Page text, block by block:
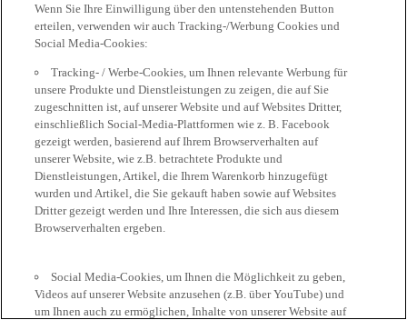
Wenn Sie Ihre Einwilligung über den untenstehenden Button
erteilen, verwenden wir auch Tracking-/Werbung Cookies und
Social Media-Cookies:
Tracking- / Werbe-Cookies, um Ihnen relevante Werbung für
unsere Produkte und Dienstleistungen zu zeigen, die auf Sie
zugeschnitten ist, auf unserer Website und auf Websites Dritter,
einschließlich Social-Media-Plattformen wie z. B. Facebook
gezeigt werden, basierend auf Ihrem Browserverhalten auf
unserer Website, wie z.B. betrachtete Produkte und
Dienstleistungen, Artikel, die Ihrem Warenkorb hinzugefügt
wurden und Artikel, die Sie gekauft haben sowie auf Websites
Dritter gezeigt werden und Ihre Interessen, die sich aus diesem
Browserverhalten ergeben.
Social Media-Cookies, um Ihnen die Möglichkeit zu geben,
Videos auf unserer Website anzusehen (z.B. über YouTube) und
um Ihnen auch zu ermöglichen, Inhalte von unserer Website auf